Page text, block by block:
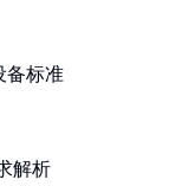
备标准
解析